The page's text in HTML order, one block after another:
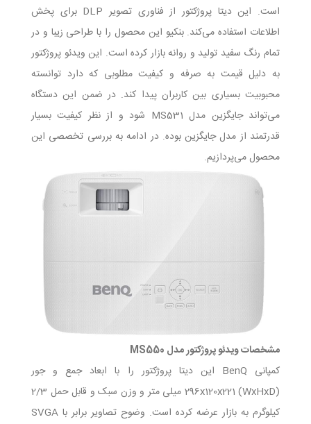
است. این دیتا پروژکتور از فناوری تصویر DLP برای پخش
اطلاعات استفاده می‌کند. بنکیو این محصول را با طراحی زیبا و در
تمام رنگ سفید تولید و روانه بازار کرده است. این ویدئو پروژکتور
به دلیل قیمت به صرفه و کیفیت مطلوبی که دارد توانسته
محبوبیت بسیاری بین کاربران پیدا کند. در ضمن این دستگاه
می‌تواند جایگزین مدل MS531 شود و از نظر کیفیت بسیار
قدرتمند از مدل جایگزین بوده. در ادامه به بررسی تخصصی این
محصول می‌پردازیم.
مشخصات ویدئو پروژکتور مدل MS550
کمپانی BenQ این دیتا پروژکتور را با ابعاد جمع و جور
296x120x221 (WxHxD) میلی متر و وزن سبک و قابل حمل 2/3
کیلوگرم به بازار عرضه کرده است. وضوح تصاویر برابر با SVGA